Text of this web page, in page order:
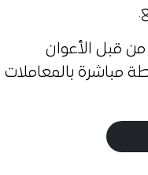
من قبل الأعوان
مباشرة بالمعاملات